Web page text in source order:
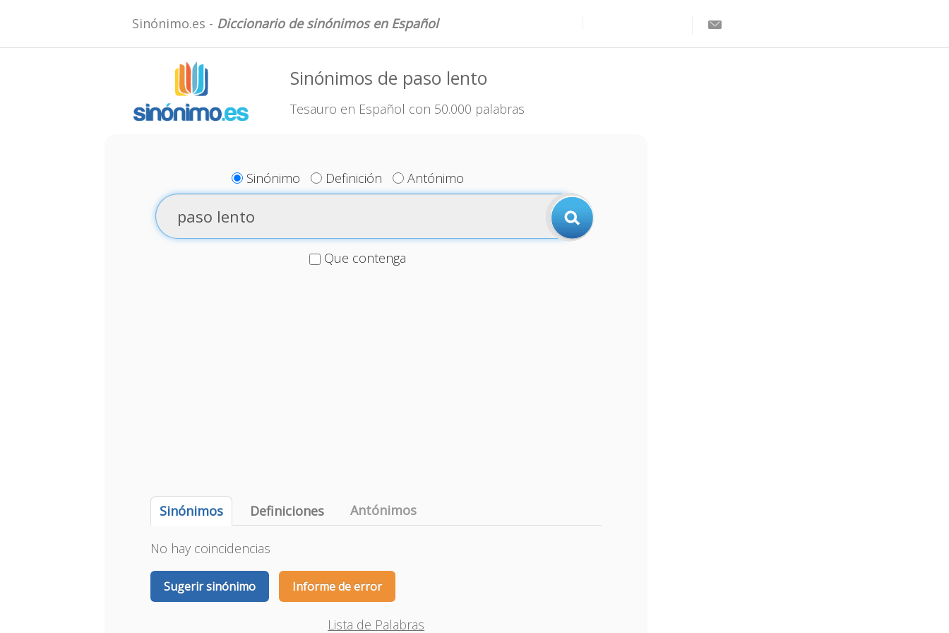
Sinónimo.es - Diccionario de sinónimos en Español
Sinónimos de paso lento
Tesauro en Español con 50.000 palabras
Sinónimo Definición Antónimo
Que contenga
Sinónimos Definiciones Antónimos
No hay coincidencias
Sugerir sinónimo Informe de error
Lista de Palabras